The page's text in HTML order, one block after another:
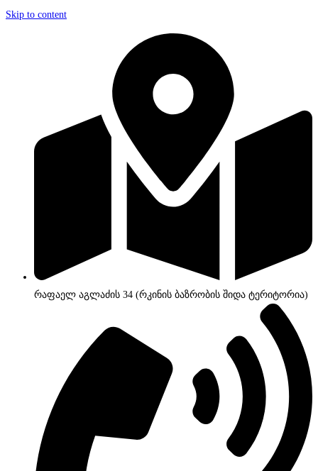
Skip to content
რაფაელ აგლაძის 34 (რკინის ბაზრობის შიდა ტერიტორია)